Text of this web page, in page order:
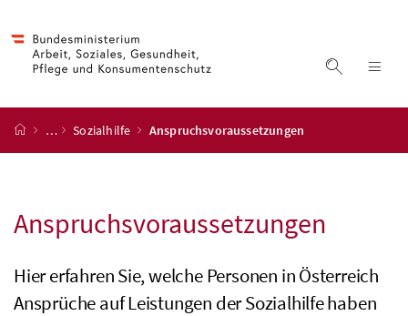
Suche
Startseite
… Sozialhilfe Anspruchsvoraussetzungen
Anspruchsvoraussetzungen
Hier erfahren Sie, welche Personen in Österreich
Ansprüche auf Leistungen der Sozialhilfe haben